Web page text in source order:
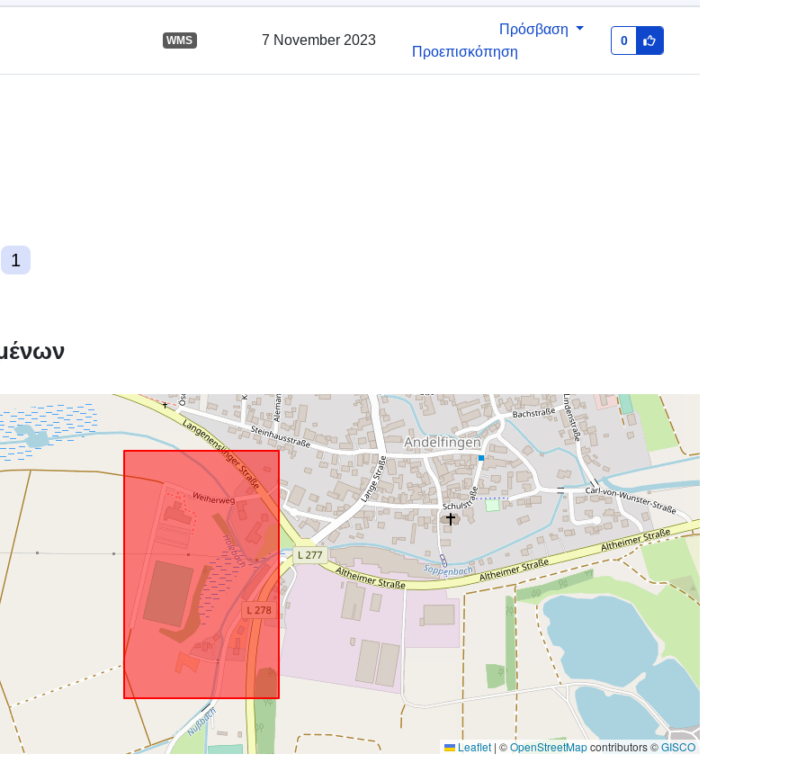
WMS 7 November 2023
Πρόσβαση
Προεπισκόπηση
0
1
Leaflet | ©OpenStreetMapcontributors ©GISCO
Επικαιροποιήθηκε στα data.europa.eu:
26 April 2026
Χωρικός: Συντεταγμένες: [ [ 9.4018951,
http://data.europa.eu/88u/dataset/30
49bcef-2ce9-48db-a479-
cc73f9586aea